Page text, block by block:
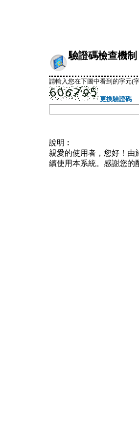
驗證碼檢查機制
請輸入您在下圖中看到的字元(
更換驗證碼
說明︰
親愛的使用者，您好！由
續使用本系統。感謝您的